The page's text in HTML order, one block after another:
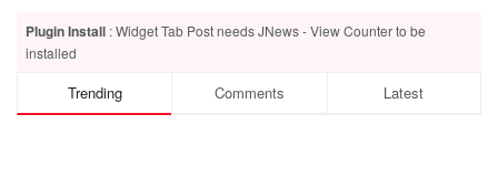
Plugin Install : Widget Tab Post needs JNews - View Counter to be
installed
Trending Comments Latest